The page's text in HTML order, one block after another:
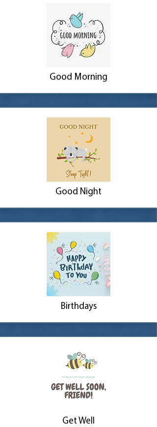
Good Morning
Good Night
Birthdays
Get Well